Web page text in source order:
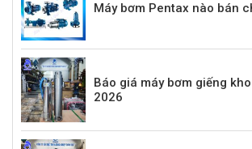
Máy bơm Pentax nào bán
Báo giá máy bơm giếng
2026